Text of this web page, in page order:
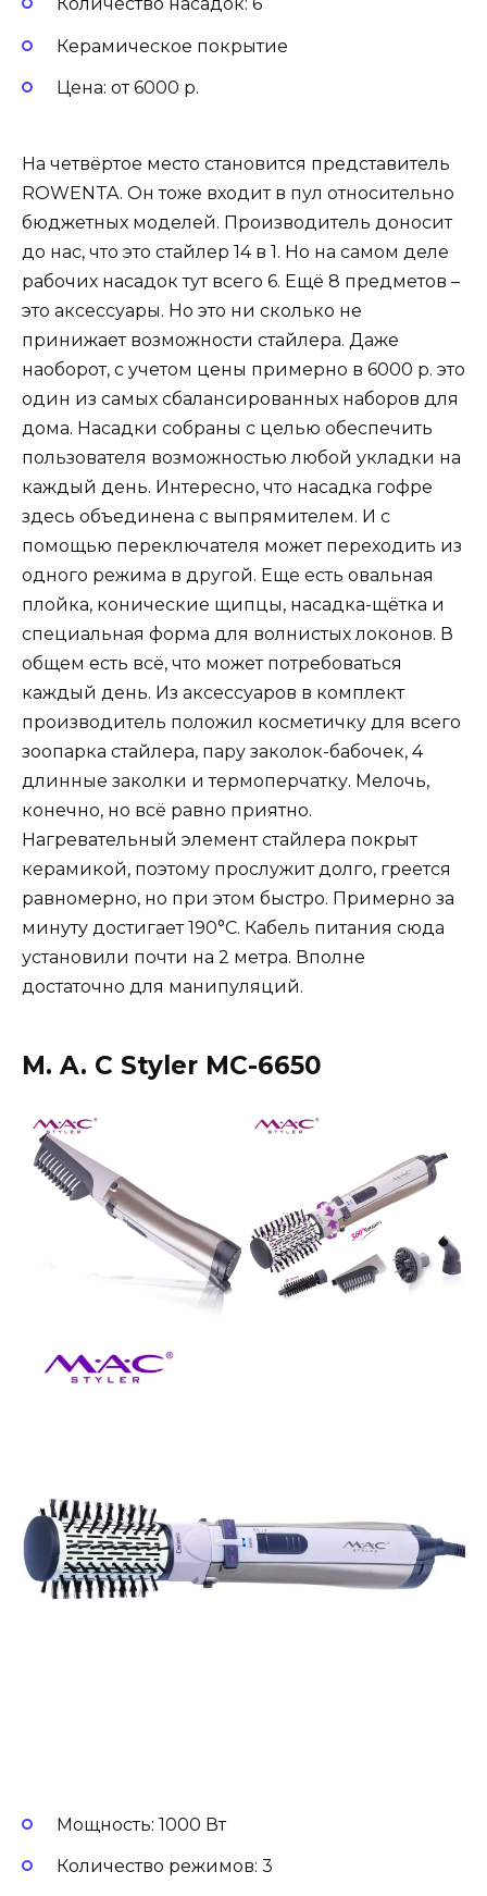
Количество насадок: 6
Керамическое покрытие
Цена: от 6000 р.
На четвёртое место становится представитель
ROWENTA. Он тоже входит в пул относительно
бюджетных моделей. Производитель доносит
до нас, что это стайлер 14 в 1. Но на самом деле
рабочих насадок тут всего 6. Ещё 8 предметов –
это аксессуары. Но это ни сколько не
принижает возможности стайлера. Даже
наоборот, с учетом цены примерно в 6000 р. это
один из самых сбалансированных наборов для
дома. Насадки собраны с целью обеспечить
пользователя возможностью любой укладки на
каждый день. Интересно, что насадка гофре
здесь объединена с выпрямителем. И с
помощью переключателя может переходить из
одного режима в другой. Еще есть овальная
плойка, конические щипцы, насадка-щётка и
специальная форма для волнистых локонов. В
общем есть всё, что может потребоваться
каждый день. Из аксессуаров в комплект
производитель положил косметичку для всего
зоопарка стайлера, пару заколок-бабочек, 4
длинные заколки и термоперчатку. Мелочь,
конечно, но всё равно приятно.
Нагревательный элемент стайлера покрыт
керамикой, поэтому прослужит долго, греется
равномерно, но при этом быстро. Примерно за
минуту достигает 190°С. Кабель питания сюда
установили почти на 2 метра. Вполне
достаточно для манипуляций.
M. A. C Styler MC-6650
Мощность: 1000 Вт
Количество режимов: 3